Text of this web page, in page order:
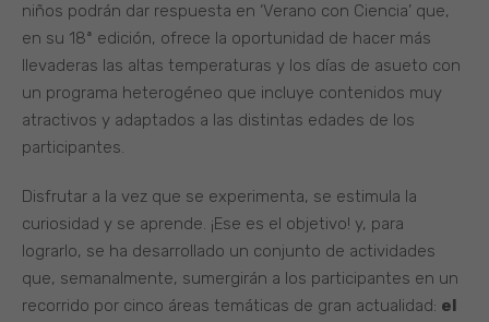
niños podrán dar respuesta en ‘Verano con Ciencia’ que,
en su 18ª edición, ofrece la oportunidad de hacer más
llevaderas las altas temperaturas y los días de asueto con
un programa heterogéneo que incluye contenidos muy
atractivos y adaptados a las distintas edades de los
participantes.
Disfrutar a la vez que se experimenta, se estimula la
curiosidad y se aprende. ¡Ese es el objetivo! y, para
lograrlo, se ha desarrollado un conjunto de actividades
que, semanalmente, sumergirán a los participantes en un
recorrido por cinco áreas temáticas de gran actualidad: el